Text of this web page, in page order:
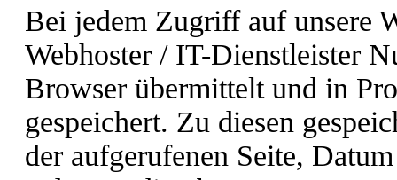
Bei jedem Zugriff auf unsere
Webhoster / IT-Dienstleister
Browser übermittelt und in
gespeichert. Zu diesen
der aufgerufenen Seite,